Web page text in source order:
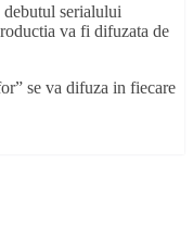
debutul serialului
va fi difuzata de
se va difuza in fiecare